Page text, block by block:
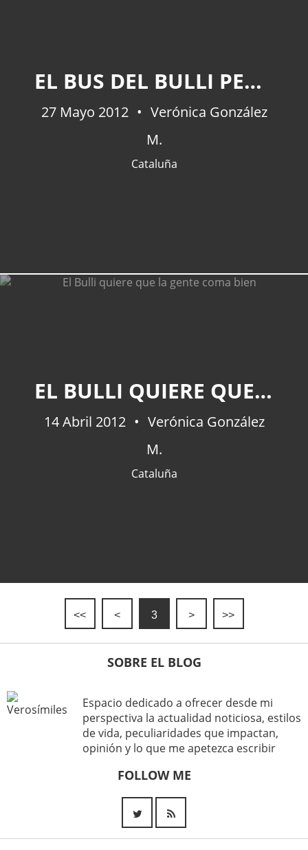
EL BUS DEL BULLI PERNOCTARÁ 96 HORAS EN SABADELL
27 Mayo 2012
Verónica González
M.
Cataluña
EL BULLI QUIERE QUE LA GENTE COMA BIEN
14 Abril 2012
Verónica González
M.
Cataluña
<< < 3 > >>
SOBRE EL BLOG
Espacio dedicado a ofrecer desde mi
perspectiva la actualidad noticiosa, estilos
de vida, peculiaridades que impactan,
opinión y lo que me apetezca escribir
FOLLOW ME